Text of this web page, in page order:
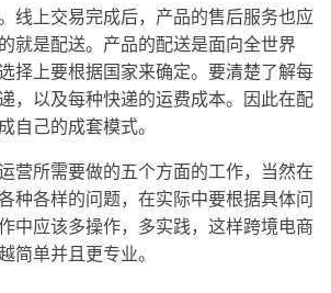
线上交易完成后，产品的售后服务也应
就是配送。产品的配送是面向全世界
择上要根据国家来确定。要清楚了解每
，以及每种快递的运费成本。因此在配
自己的成套模式。
营所需要做的五个方面的工作，当然在
种各样的问题，在实际中要根据具体问
中应该多操作，多实践，这样跨境电商
简单并且更专业。